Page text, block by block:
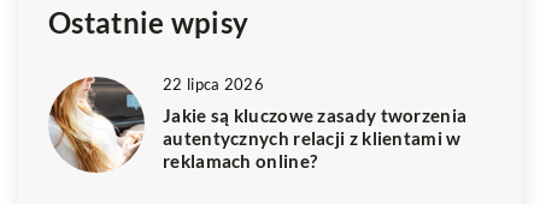
Ostatnie wpisy
22 lipca 2026
Jakie są kluczowe zasady tworzenia
autentycznych relacji z klientami w
reklamach online?